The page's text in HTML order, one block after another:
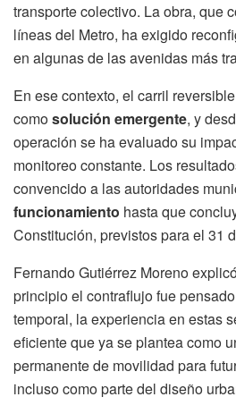
transporte colectivo. La obra, que
líneas del Metro, ha exigido
en algunas de las avenidas más
En ese contexto, el carril
comosolución emergente, y
operación se ha evaluado su
monitoreo constante. Los
convencido a las autoridades
funcionamiento hasta que
Constitución, previstos para el 31
Fernando Gutiérrez Moreno
principio el contraflujo fue
temporal, la experiencia en estas
eficiente que ya se plantea como
permanente de movilidad para
incluso como parte del diseño